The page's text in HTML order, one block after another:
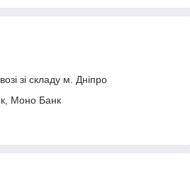
зі складу м. Дніпро
Моно Банк